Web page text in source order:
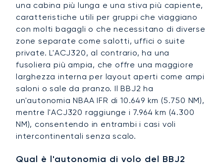
una cabina più lunga e una stiva più capiente,
caratteristiche utili per gruppi che viaggiano
con molti bagagli o che necessitano di diverse
zone separate come salotti, uffici o suite
private. L'ACJ320, al contrario, ha una
fusoliera più ampia, che offre una maggiore
larghezza interna per layout aperti come ampi
saloni o sale da pranzo. Il BBJ2 ha
un'autonomia NBAA IFR di 10.649 km (5.750 NM),
mentre l'ACJ320 raggiunge i 7.964 km (4.300
NM), consentendo in entrambi i casi voli
intercontinentali senza scalo.
Qual è l'autonomia di volo del BBJ2